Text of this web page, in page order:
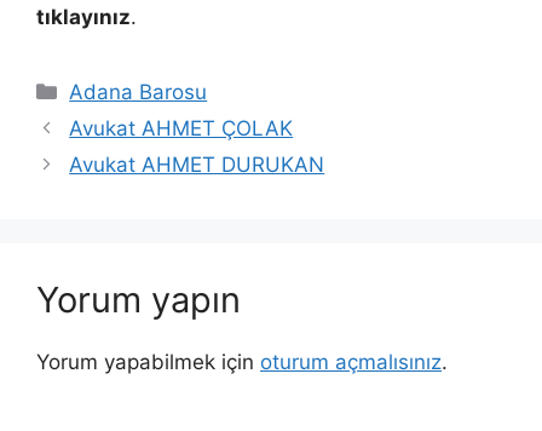
tıklayınız.
Kategoriler
Adana Barosu
Avukat AHMET ÇOLAK
Avukat AHMET DURUKAN
Yorum yapın
Yorum yapabilmek için oturum açmalısınız.